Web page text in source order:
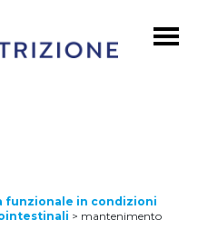
funzionale in condizioni
> mantenimento